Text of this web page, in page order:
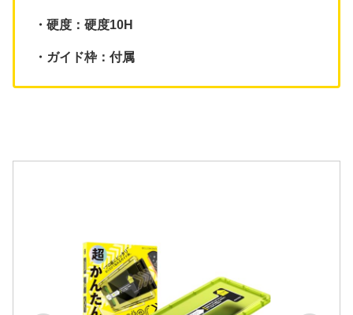
・硬度：硬度10H
・ガイド枠：付属